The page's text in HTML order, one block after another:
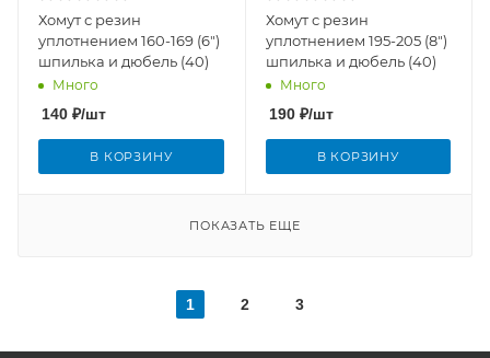
Хомут с резин
уплотнением 160-169 (6")
шпилька и дюбель (40)
Много
140 ₽/шт
В КОРЗИНУ
Хомут с резин
уплотнением 195-205 (8")
шпилька и дюбель (40)
Много
190₽/шт
В КОРЗИНУ
ПОКАЗАТЬ ЕЩЕ
1 2 3